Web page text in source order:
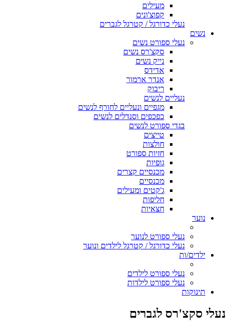
מעילים
קפוצ'ונים
נעלי כדורגל / קטרגל לגברים
נשים
נעלי ספורט נשים
סקצ'רס נשים
נייק נשים
אדידס
אנדר ארמור
ריבוק
נעליים לנשים
מגפיים ונעליים לחורף לנשים
כפכפים וסנדלים לנשים
בגדי ספורט לנשים
טייצים
חולצות
חזיות ספורט
גופיות
מכנסיים קצרים
מכנסיים
ג'קטים ומעילים
חליפות
חצאיות
נוער
נעלי ספורט לנוער
נעלי כדורגל / קטרגל לילדים ונוער
ילדים/ות
נעלי ספורט לילדים
נעלי ספורט לילדות
תינוקות
נעלי סקצ'רס לגברים